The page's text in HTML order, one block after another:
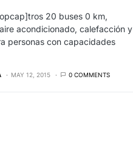
20 buses 0 km,
acondicionado, calefacción y
personas con capacidades
MAY 12, 2015 0 COMMENTS